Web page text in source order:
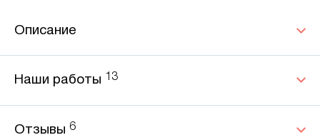
Описание
Наши работы 13
Отзывы 6